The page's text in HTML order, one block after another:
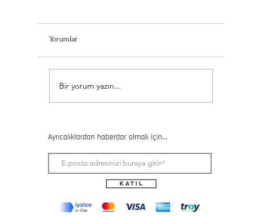
Önce Bilmeniz Gereken 5
Şey
Yorumlar
Bir yorum yazın...
Ayrıcalıklardan haberdar olmak için...
Katıl